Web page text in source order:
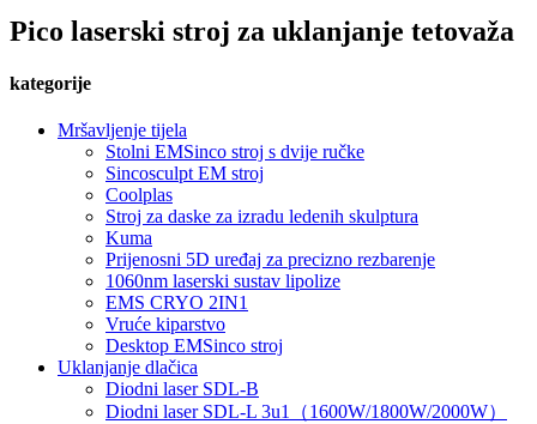
Pico laserski stroj za uklanjanje tetovaža
kategorije
Mršavljenje tijela
Stolni EMSinco stroj s dvije ručke
Sincosculpt EM stroj
Coolplas
Stroj za daske za izradu ledenih skulptura
Kuma
Prijenosni 5D uređaj za precizno rezbarenje
1060nm laserski sustav lipolize
EMS CRYO 2IN1
Vruće kiparstvo
Desktop EMSinco stroj
Uklanjanje dlačica
Diodni laser SDL-B
Diodni laser SDL-L 3u1（1600W/1800W/2000W）